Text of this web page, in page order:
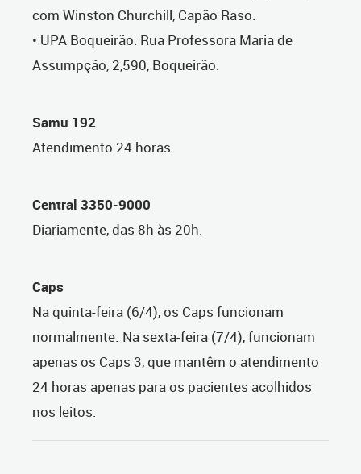
com Winston Churchill, Capão Raso.
• UPA Boqueirão: Rua Professora Maria de
Assumpção, 2,590, Boqueirão.
Samu 192
Atendimento 24 horas.
Central 3350-9000
Diariamente, das 8h às 20h.
Caps
Na quinta-feira (6/4), os Caps funcionam
normalmente. Na sexta-feira (7/4), funcionam
apenas os Caps 3, que mantêm o atendimento
24 horas apenas para os pacientes acolhidos
nos leitos.